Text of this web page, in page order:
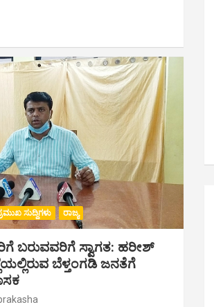
ಸುದ್ದಿಗಳು ರಾಜ್ಯ
ಬರುವವರಿಗೆ ಸ್ವಾಗತ: ಹರೀಶ್
ಬೆಳ್ತಂಗಡಿ ಜನತೆಗೆ